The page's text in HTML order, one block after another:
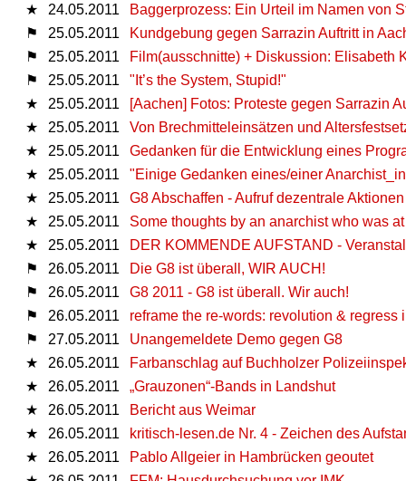
★
24.05.2011
Baggerprozess: Ein Urteil im Namen von
⚑
25.05.2011
Kundgebung gegen Sarrazin Auftritt in
⚑
25.05.2011
Film(ausschnitte) + Diskussion: Elisabeth
⚑
25.05.2011
"It’s the System, Stupid!"
★
25.05.2011
[Aachen] Fotos: Proteste gegen Sarrazin
★
25.05.2011
Von Brechmitteleinsätzen und
★
25.05.2011
Gedanken für die Entwicklung eines
★
25.05.2011
"Einige Gedanken eines/einer
★
25.05.2011
G8 Abschaffen - Aufruf dezentrale Aktionen
★
25.05.2011
Some thoughts by an anarchist who was
★
25.05.2011
DER KOMMENDE AUFSTAND -
⚑
26.05.2011
Die G8 ist überall, WIR AUCH!
⚑
26.05.2011
G8 2011 - G8 ist überall. Wir auch!
⚑
26.05.2011
reframe the re-words: revolution & regress
⚑
27.05.2011
Unangemeldete Demo gegen G8
★
26.05.2011
Farbanschlag auf Buchholzer
★
26.05.2011
„Grauzonen“-Bands in Landshut
★
26.05.2011
Bericht aus Weimar
★
26.05.2011
kritisch-lesen.de Nr. 4 - Zeichen des
★
26.05.2011
Pablo Allgeier in Hambrücken geoutet